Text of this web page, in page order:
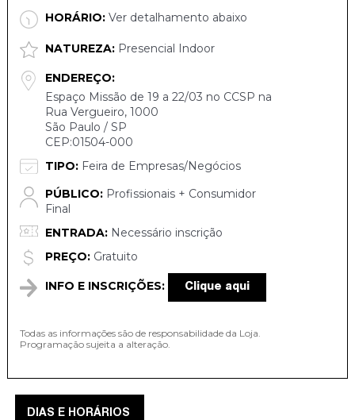
HORÁRIO:Ver detalhamento abaixo
NATUREZA:Presencial Indoor
ENDEREÇO:
Espaço Missão de 19 a 22/03 no CCSP na
Rua Vergueiro, 1000
São Paulo / SP
CEP:01504-000
TIPO:Feira de Empresas/Negócios
PÚBLICO:Profissionais + Consumidor
Final
ENTRADA:Necessário inscrição
PREÇO:Gratuito
INFO E INSCRIÇÕES: Clique aqui
Todas as informações são de responsabilidade da Loja.
Programação sujeita a alteração.
DIAS E HORÁRIOS